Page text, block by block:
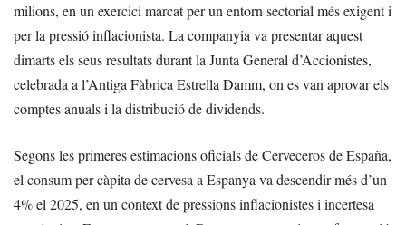
milions, en un exercici marcat per un entorn sectorial més exigent i
per la pressió inflacionista. La companyia va presentar aquest
dimarts els seus resultats durant la Junta General d’Accionistes,
celebrada a l’Antiga Fàbrica Estrella Damm, on es van aprovar els
comptes anuals i la distribució de dividends.
Segons les primeres estimacions oficials de Cerveceros de España,
el consum per càpita de cervesa a Espanya va descendir més d’un
4% el 2025, en un context de pressions inflacionistes i incertesa